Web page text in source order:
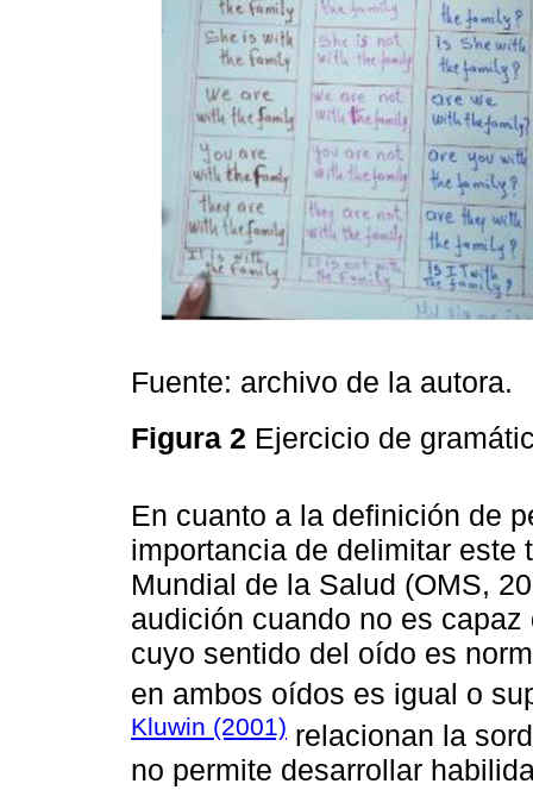
Fuente: archivo de la autora.
Figura 2 Ejercicio de
En cuanto a la definición de
importancia de delimitar este
Mundial de la Salud (OMS,
audición cuando no es
cuyo sentido del oído es
en ambos oídos es igual o
Kluwin (2001) relacionan la
no permite desarrollar